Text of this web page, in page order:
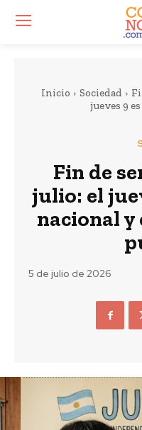
Inicio Sociedad
jueves 9
Fin de
julio: el
nacional y
5 de julio de 2026